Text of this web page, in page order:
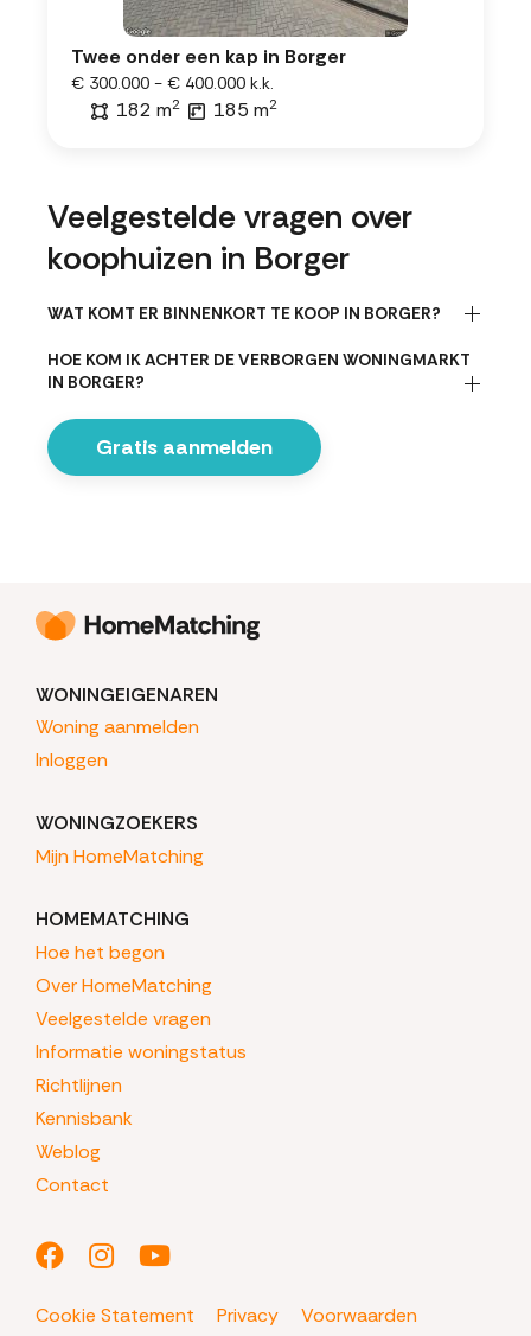
Twee onder een kap in Borger
€ 300.000 - € 400.000 k.k.
182 m2 185 m2
Veelgestelde vragen over
koophuizen in Borger
WAT KOMT ER BINNENKORT TE KOOP IN BORGER?
HOE KOM IK ACHTER DE VERBORGEN WONINGMARKT
IN BORGER?
Gratis aanmelden
WONINGEIGENAREN
Woning aanmelden
Inloggen
WONINGZOEKERS
Mijn HomeMatching
HOMEMATCHING
Hoe het begon
Over HomeMatching
Veelgestelde vragen
Informatie woningstatus
Richtlijnen
Kennisbank
Weblog
Contact
Cookie Statement Privacy
Voorwaarden